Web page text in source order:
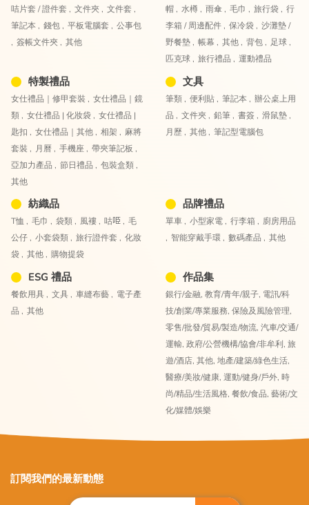
咭片套 / 證件套 , 文件夾 , 文件套 ,
筆記本 , 錢包 , 平板電腦套 , 公事包
, 簽帳文件夾 , 其他
帽 , 水樽 , 雨傘 , 毛巾 , 旅行袋 , 行
李箱 / 周邊配件 , 保冷袋 , 沙灘墊 /
野餐墊 , 帳幕 , 其他 , 背包 , 足球 ,
匹克球 , 旅行禮品 , 運動禮品
特製禮品
女仕禮品｜修甲套裝 , 女仕禮品｜鏡
類 , 女仕禮品 | 化妝袋 , 女仕禮品 |
匙扣 , 女仕禮品｜其他 , 相架 , 麻將
套裝 , 月曆 , 手機座 , 帶夾筆記板 ,
亞加力產品 , 節日禮品 , 包裝盒類 ,
其他
文具
筆類 , 便利貼 , 筆記本 , 辦公桌上用
品 , 文件夾 , 鉛筆 , 書簽 , 滑鼠墊 ,
月歷 , 其他 , 筆記型電腦包
紡織品
T恤 , 毛巾 , 袋類 , 風褸 , 咕𠱸 , 毛
公仔 , 小套袋類 , 旅行證件套 , 化妝
袋 , 其他 , 購物提袋
品牌禮品
單車 , 小型家電 , 行李箱 , 廚房用品
, 智能穿戴手環 , 數碼產品 , 其他
ESG 禮品
餐飲用具 , 文具 , 車縫布藝 , 電子產
品 , 其他
作品集
銀行/金融, 教育/青年/親子, 電訊/科
技/創業/專業服務, 保險及風險管理,
零售/批發/貿易/製造/物流, 汽車/交通/
運輸, 政府/公營機構/協會/非牟利, 旅
遊/酒店, 其他, 地產/建築/綠色生活,
醫療/美妝/健康, 運動/健身/戶外, 時
尚/精品/生活風格, 餐飲/食品, 藝術/文
化/媒體/娛樂
訂閱我們的最新動態